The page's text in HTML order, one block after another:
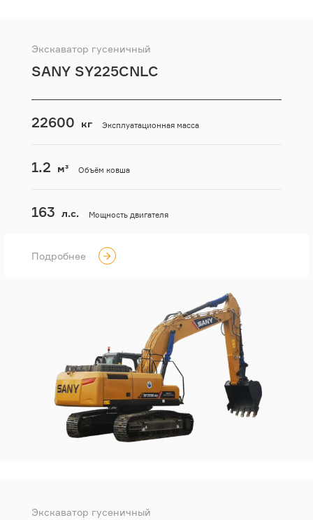
Экскаватор гусеничный
SANY SY225СNLC
Эксплуатационная масса
22600 кг
Объём ковша
1.2 м³
Мощность двигателя
163 л.с.
Подробнее
Экскаватор гусеничный